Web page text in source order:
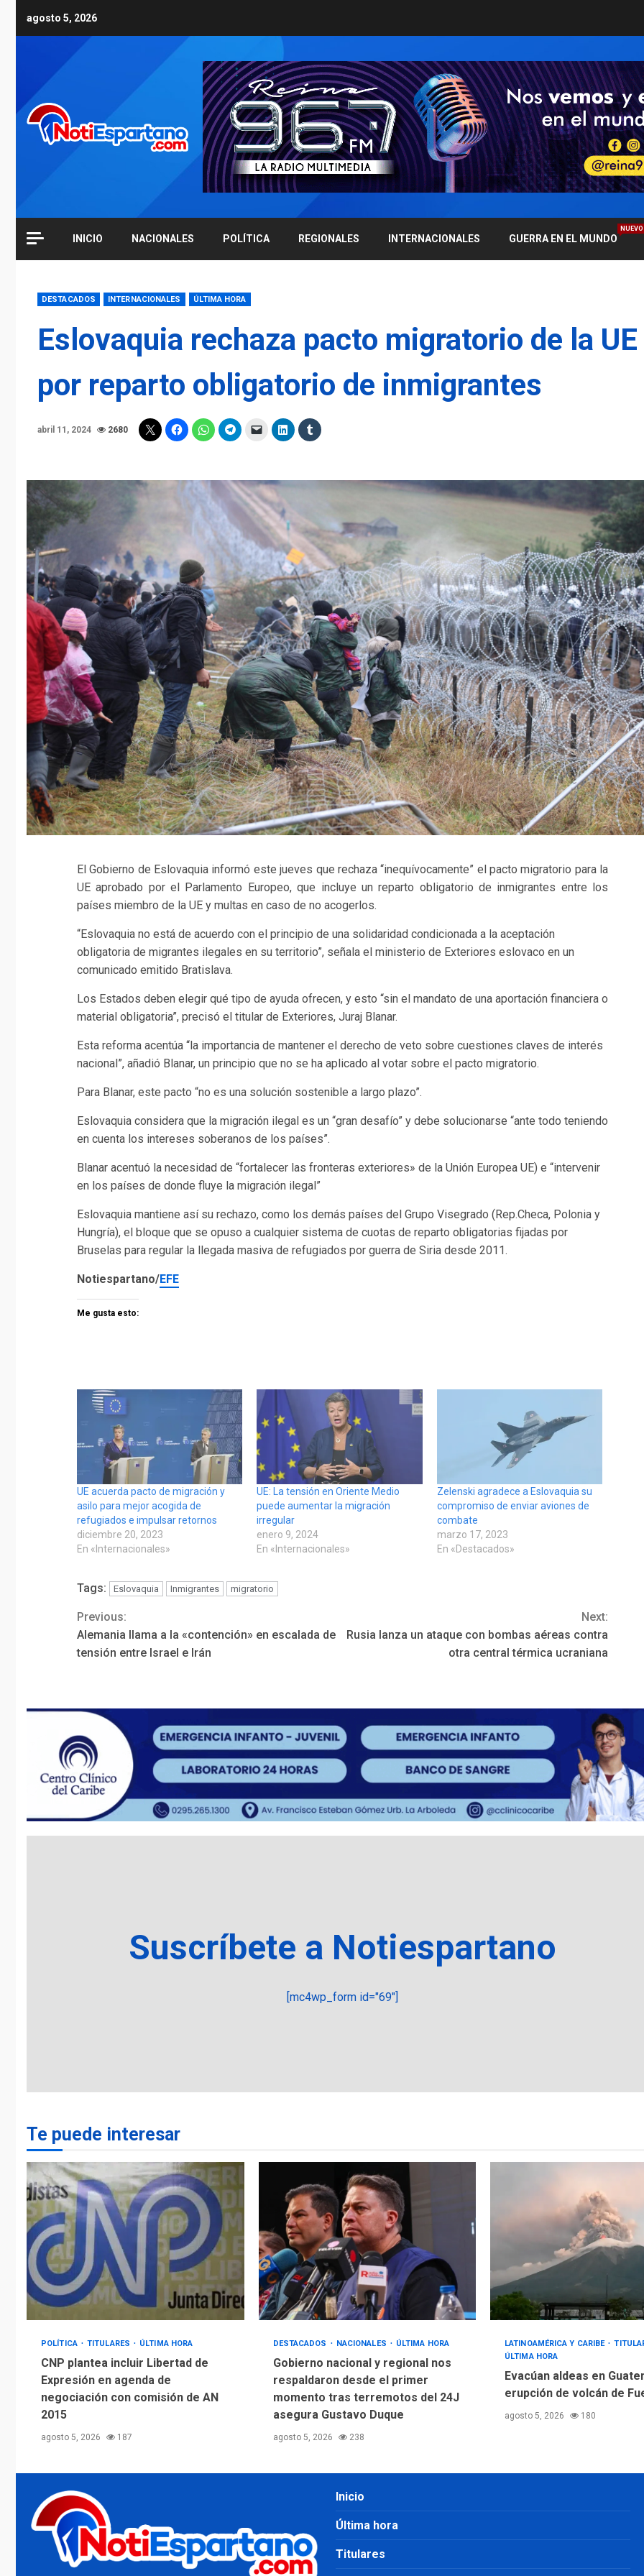
agosto 5, 2026
INICIO NACIONALES POLÍTICA REGIONALES INTERNACIONALES GUERRA EN EL MUNDO
NUEVO
DESTACADOS INTERNACIONALES ÚLTIMA HORA
Eslovaquia rechaza pacto migratorio de la UE
por reparto obligatorio de inmigrantes
abril 11, 2024 2680
El Gobierno de Eslovaquia informó este jueves que rechaza “inequívocamente” el pacto migratorio para la
UE aprobado por el Parlamento Europeo, que incluye un reparto obligatorio de inmigrantes entre los
países miembro de la UE y multas en caso de no acogerlos.
“Eslovaquia no está de acuerdo con el principio de una solidaridad condicionada a la aceptación
obligatoria de migrantes ilegales en su territorio”, señala el ministerio de Exteriores eslovaco en un
comunicado emitido Bratislava.
Los Estados deben elegir qué tipo de ayuda ofrecen, y esto “sin el mandato de una aportación financiera o
material obligatoria”, precisó el titular de Exteriores, Juraj Blanar.
Esta reforma acentúa “la importancia de mantener el derecho de veto sobre cuestiones claves de interés
nacional”, añadió Blanar, un principio que no se ha aplicado al votar sobre el pacto migratorio.
Para Blanar, este pacto “no es una solución sostenible a largo plazo”.
Eslovaquia considera que la migración ilegal es un “gran desafío” y debe solucionarse “ante todo teniendo
en cuenta los intereses soberanos de los países”.
Blanar acentuó la necesidad de “fortalecer las fronteras exteriores» de la Unión Europea UE) e “intervenir
en los países de donde fluye la migración ilegal”
Eslovaquia mantiene así su rechazo, como los demás países del Grupo Visegrado (Rep.Checa, Polonia y
Hungría), el bloque que se opuso a cualquier sistema de cuotas de reparto obligatorias fijadas por
Bruselas para regular la llegada masiva de refugiados por guerra de Siria desde 2011.
Notiespartano/EFE
Me gusta esto:
UE acuerda pacto de migración y
asilo para mejor acogida de
refugiados e impulsar retornos
diciembre 20, 2023
En «Internacionales»
UE: La tensión en Oriente Medio
puede aumentar la migración
irregular
enero 9, 2024
En «Internacionales»
Zelenski agradece a Eslovaquia su
compromiso de enviar aviones de
combate
marzo 17, 2023
En «Destacados»
Tags: Eslovaquia Inmigrantes migratorio
Continue
Reading
Previous:
Alemania llama a la «contención» en escalada de
tensión entre Israel e Irán
Next:
Rusia lanza un ataque con bombas aéreas contra
otra central térmica ucraniana
Suscríbete a Notiespartano
[mc4wp_form id="69"]
Te puede interesar
POLÍTICA TITULARES ÚLTIMA HORA
CNP plantea incluir Libertad de
Expresión en agenda de
negociación con comisión de AN
2015
agosto 5, 2026 187
DESTACADOS NACIONALES ÚLTIMA HORA
Gobierno nacional y regional nos
respaldaron desde el primer
momento tras terremotos del 24J
asegura Gustavo Duque
agosto 5, 2026 238
LATINOAMÉRICA Y CARIBE
ÚLTIMA HORA
Evacúan aldeas en
erupción de volcán de
agosto 5, 2026 180
Inicio
Última hora
Titulares